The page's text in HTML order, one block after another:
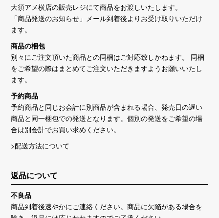
大須アメ横店の販売レジにて商品をお渡しいたします。
「商品発送のお知らせ」メール到着後よりお受け取りいただけ
ます。
商品の梱包
別々にご注文頂いた商品との同梱はご対応致しかねます。 同梱
をご希望の際はまとめてご注文いただきますようお願いいたし
ます。
予約商品
予約商品と同じお会計に別商品が含まれる場合、発売日の遅い
商品と同一梱包での発送となります。個別の発送をご希望の場
合は別会計でお買い求めください。
>配送方法について
返品について
不良品
商品到着後速やかにご連絡ください。商品に欠陥がある場合を